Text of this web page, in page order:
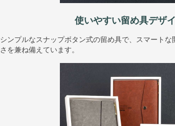
使いやすい留め具デザ
シンプルなスナップボタン式の留め具で、スマート
さを兼ね備えています。